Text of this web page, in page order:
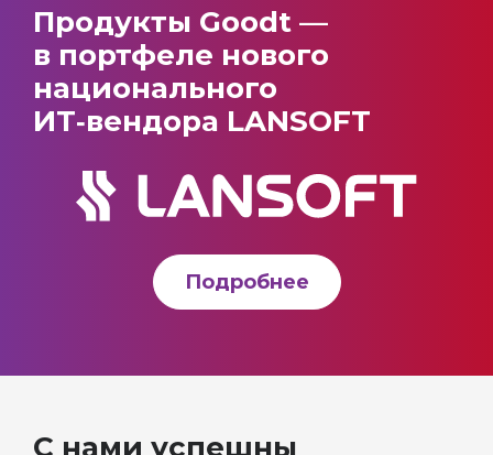
Продукты Goodt —
в портфеле нового
национального
ИТ‑вендора LANSOFT
Подробнее
С нами успешны